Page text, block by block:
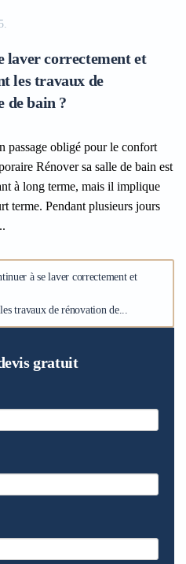
.
laver correctement et
les travaux de
de bain ?
passage obligé pour le confort
Rénover sa salle de bain est
à long terme, mais il implique
terme. Pendant plusieurs jours
à se laver correctement et
travaux de rénovation de...
gratuit